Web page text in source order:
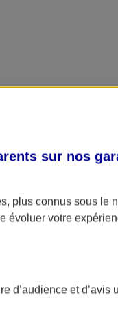
sur nos
plus connus sous le
évoluer votre
d’audience et